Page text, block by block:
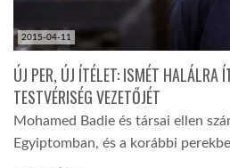
2015-04-11
ÚJ PER, ÚJ ÍTÉLET: ISMÉT HALÁLRA
TESTVÉRISÉG VEZETŐJÉT
Mohamed Badie és társai ellen
Egyiptomban, és a korábbi